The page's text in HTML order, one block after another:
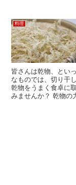
料理
皆さんは乾物、とい
なものでは、切り干
乾物をうまく食卓に
みませんか？ 乾物の